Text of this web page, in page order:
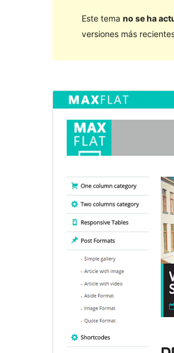
Este tema no se ha
versiones más